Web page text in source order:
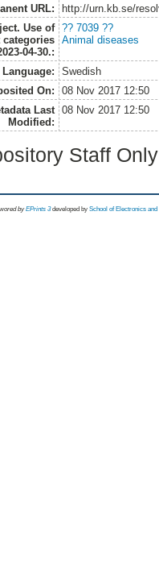
URL:
http://urn.kb.se/
Use of
categories
04-30.:
?? 7039 ??
Animal diseases
Language:
Swedish
On:
08 Nov 2017 12:50
Last
Modified:
08 Nov 2017 12:50
Staff
byEPrints 3 developed by School of Electronics